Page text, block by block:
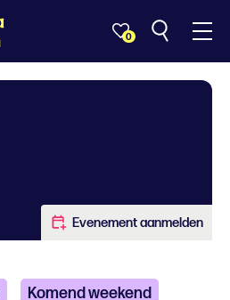
0
Evenement aanmelden
Komend weekend